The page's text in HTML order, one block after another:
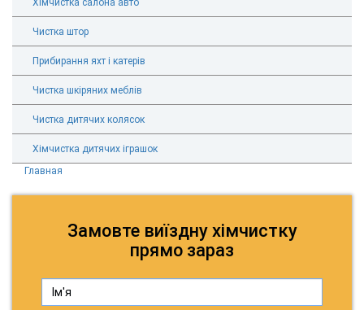
Хімчистка салона авто
Чистка штор
Прибирання яхт і катерів
Чистка шкіряних меблів
Чистка дитячих колясок
Хімчистка дитячих іграшок
Главная
Замовте виїздну хімчистку
прямо зараз